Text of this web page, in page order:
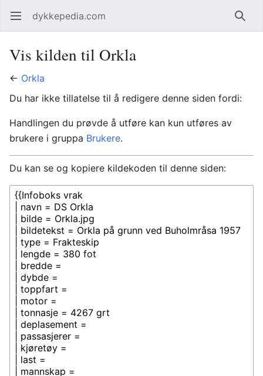
Åpne hovedmenyen dykkepedia.com Søk
Vis kilden til Orkla
← Orkla
Du har ikke tillatelse til å redigere denne siden fordi:
Handlingen du prøvde å utføre kan kun utføres av
brukere i gruppa Brukere.
Du kan se og kopiere kildekoden til denne siden: